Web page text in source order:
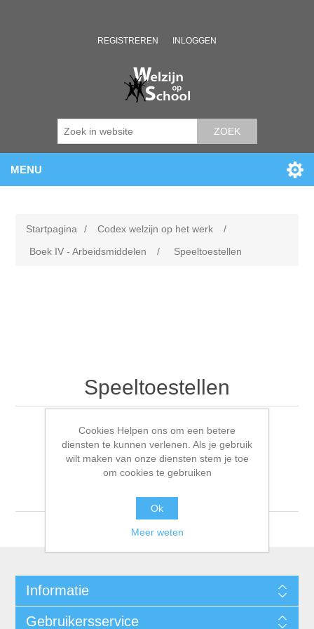
REGISTREREN INLOGGEN
ZOEK
MENU
Startpagina / Codex welzijn op het werk
/
Boek IV - Arbeidsmiddelen
/ Speeltoestellen
Speeltoestellen
Sorteren op
Informatie
Gebruikersservice
Cookies Helpen ons om een betere
diensten te kunnen verlenen. Als je gebruik
wilt maken van onze diensten stem je toe
om cookies te gebruiken
Ok
Meer weten